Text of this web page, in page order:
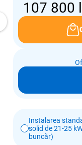
107 800
Instalarea
solid de 21-25
buncăr)